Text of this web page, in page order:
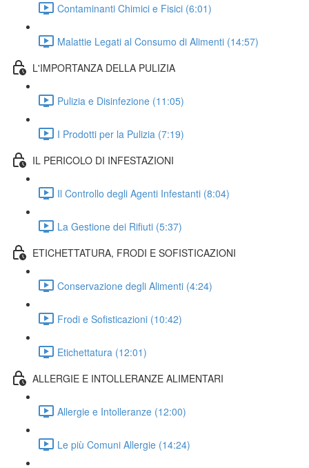
Contaminanti Chimici e Fisici (6:01)
Malattie Legati al Consumo di Alimenti (14:57)
L'IMPORTANZA DELLA PULIZIA
Pulizia e Disinfezione (11:05)
I Prodotti per la Pulizia (7:19)
IL PERICOLO DI INFESTAZIONI
Il Controllo degli Agenti Infestanti (8:04)
La Gestione dei Rifiuti (5:37)
ETICHETTATURA, FRODI E SOFISTICAZIONI
Conservazione degli Alimenti (4:24)
Frodi e Sofisticazioni (10:42)
Etichettatura (12:01)
ALLERGIE E INTOLLERANZE ALIMENTARI
Allergie e Intolleranze (12:00)
Le più Comuni Allergie (14:24)